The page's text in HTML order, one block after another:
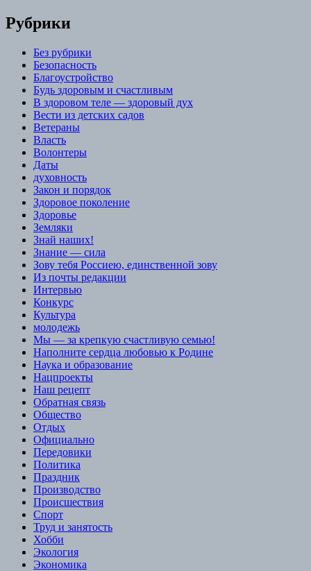
Рубрики
Без рубрики
Безопасность
Благоустройство
Будь здоровым и счастливым
В здоровом теле — здоровый дух
Вести из детских садов
Ветераны
Власть
Волонтеры
Даты
духовность
Закон и порядок
Здоровое поколение
Здоровье
Земляки
Знай наших!
Знание — сила
Зову тебя Россиею, единственной зову
Из почты редакции
Интервью
Конкурс
Культура
молодежь
Мы — за крепкую счастливую семью!
Наполните сердца любовью к Родине
Наука и образование
Нацпроекты
Наш рецепт
Обратная связь
Общество
Отдых
Официально
Передовики
Политика
Праздник
Производство
Происшествия
Спорт
Труд и занятость
Хобби
Экология
Экономика